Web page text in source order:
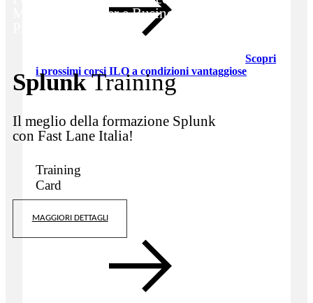
Maker, Developer e Business
SplunkTraining
Il meglio della formazione Splunk
con Fast Lane Italia!
MAGGIORI DETTAGLI
Scopri
i prossimi corsi ILO a condizioni vantaggiose
Training
Card